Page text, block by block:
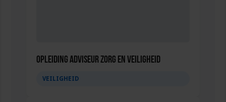
Opleiding Adviseur zorg en veiligheid
VEILIGHEID